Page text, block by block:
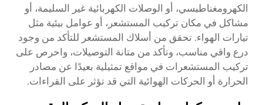
الكهرومغناطيسي، أو الوصلات الكهربائية غير السليمة، أو
مشاكل في مكان تركيب المستشعر، أو عوامل بيئية مثل
تيارات الهواء. تحقق من أسلاك المستشعر للتأكد من وجود
درع واقي مناسب، وتأكد من متانة التوصيلات، واحرص على
تركيب المستشعرات في مواقع تمثيلية بعيدًا عن مصادر
الحرارة أو الحركات الهوائية التي قد تؤثر على القراءات.